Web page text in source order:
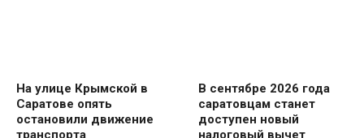
На улице Крымской в
Саратове опять
остановили движение
транспорта
В сентябре 2026 года
саратовцам станет
доступен новый
налоговый вычет